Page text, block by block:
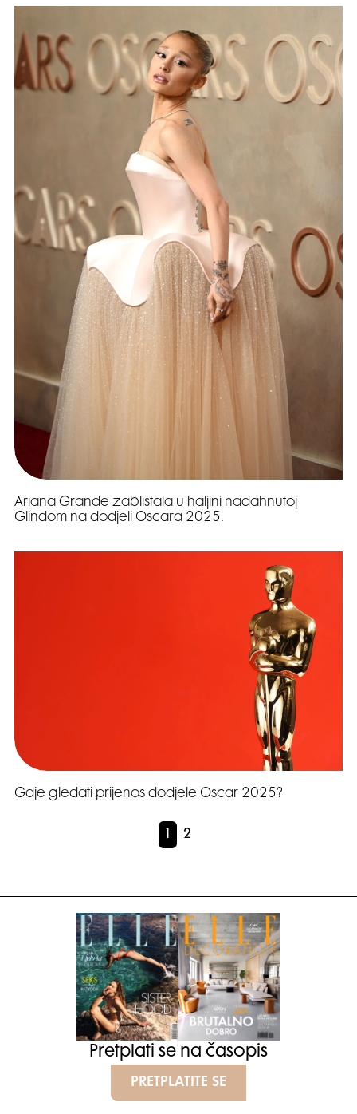
Ariana Grande zablistala u haljini nadahnutoj
Glindom na dodjeli Oscara 2025.
Gdje gledati prijenos dodjele Oscar 2025?
2
Pretplati se na časopis
PRETPLATITE SE